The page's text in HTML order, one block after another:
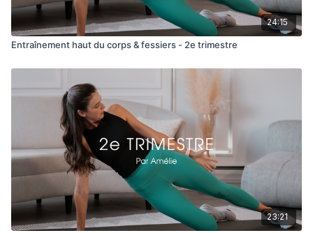
24:15
Entraînement haut du corps & fessiers - 2e trimestre
23:21